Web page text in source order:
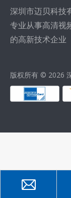
深圳市迈贝科技
专业从事高清视
的高新技术企业
版权所有 © 2026